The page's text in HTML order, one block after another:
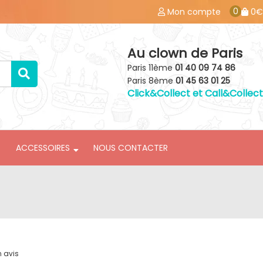
Mon compte 0 0€
Au clown de Paris
Paris 11ème 01 40 09 74 86
Paris 8ème 01 45 63 01 25
Click&Collect et Call&Collect
ACCESSOIRES NOUS CONTACTER
avis